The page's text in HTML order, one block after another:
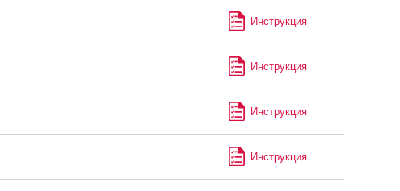
Инструкция
Инструкция
Инструкция
Инструкция